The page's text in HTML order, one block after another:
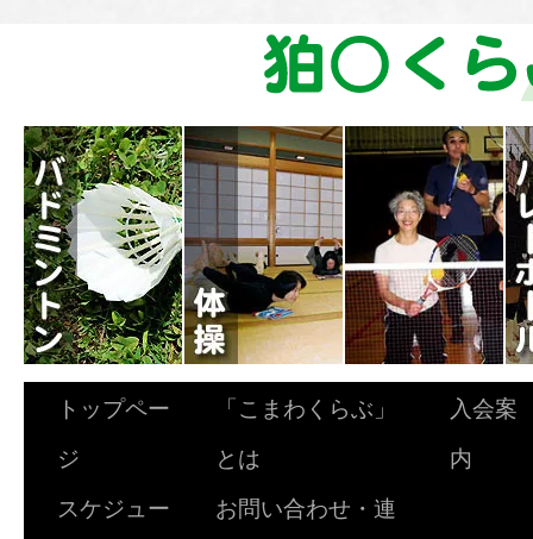
トップペー
ジ
「こまわくらぶ」
とは
入会案
内
スケジュー
お問い合わせ・連